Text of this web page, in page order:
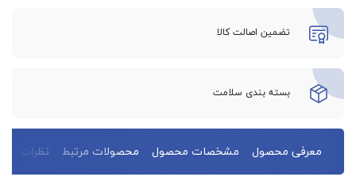
تضمین اصالت کالا
بسته بندی سلامت
معرفی محصول مشخصات محصول محصولات مرتبط نظرات